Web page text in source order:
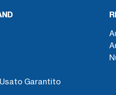
Garantito